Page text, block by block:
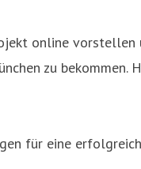
online
zu bekommen.
für eine